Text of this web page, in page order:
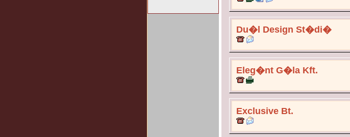
Du�l Design St�di�
Eleg�nt G�la Kft.
Exclusive Bt.